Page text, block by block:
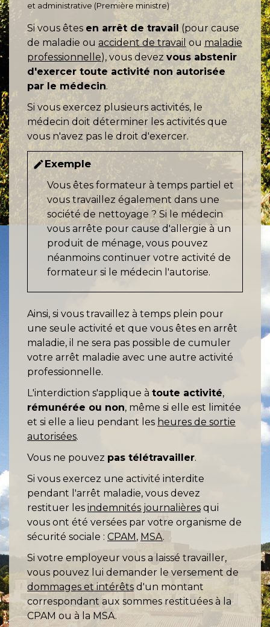
et administrative (Première ministre)
Si vous êtes en arrêt de travail (pour cause
de maladie ou accident de travail ou maladie
professionnelle), vous devez vous abstenir
d'exercer toute activité non autorisée
par le médecin.
Si vous exercez plusieurs activités, le
médecin doit déterminer les activités que
vous n'avez pas le droit d'exercer.
editExemple
Vous êtes formateur à temps partiel et
vous travaillez également dans une
société de nettoyage ? Si le médecin
vous arrête pour cause d'allergie à un
produit de ménage, vous pouvez
néanmoins continuer votre activité de
formateur si le médecin l'autorise.
Ainsi, si vous travaillez à temps plein pour
une seule activité et que vous êtes en arrêt
maladie, il ne sera pas possible de cumuler
votre arrêt maladie avec une autre activité
professionnelle.
L'interdiction s'applique à toute activité,
rémunérée ou non, même si elle est limitée
et si elle a lieu pendant les heures de sortie
autorisées.
Vous ne pouvez pas télétravailler.
Si vous exercez une activité interdite
pendant l'arrêt maladie, vous devez
restituer les indemnités journalières qui
vous ont été versées par votre organisme de
sécurité sociale : CPAM , MSA.
Si votre employeur vous a laissé travailler,
vous pouvez lui demander le versement de
dommages et intérêts d'un montant
correspondant aux sommes restituées à la
CPAM ou à la MSA.